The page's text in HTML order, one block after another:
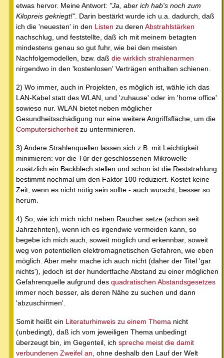
etwas hervor. Meine Antwort: "Ja, aber ich hab's noch zum
Kilopreis gekriegt!". Darin bestärkt wurde ich u.a. dadurch, daß
ich die 'neuesten' in den Listen zu deren Abstrahlstärken
nachschlug, und feststellte, daß ich mit meinem betagten
mindestens genau so gut fuhr, wie bei den meisten
Nachfolgemodellen, bzw. daß die wirklich strahlenarmen
nirgendwo in den 'kostenlosen' Verträgen enthalten schienen.
2) Wo immer, auch in Projekten, es möglich ist, wähle ich das
LAN-Kabel statt des WLAN, und 'zuhause' oder im 'home office'
sowieso nur. WLAN bietet neben möglicher
Gesundheitsschädigung nur eine weitere Angriffsfläche, um die
Computersicherheit zu unterminieren.
3) Andere Strahlenquellen lassen sich z.B. mit Leichtigkeit
minimieren: vor die Tür der geschlossenen Mikrowelle
zusätzlich ein Backblech stellen und schon ist die Reststrahlung
bestimmt nochmal um den Faktor 100 reduziert. Kostet keine
Zeit, wenn es nicht nötig sein sollte - auch wurscht, besser so
herum.
4) So, wie ich mich nicht neben Raucher setze (schon seit
Jahrzehnten), wenn ich es irgendwie vermeiden kann, so
begebe ich mich auch, soweit möglich und erkennbar, soweit
weg von potentiellen elektromagnetischen Gefahren, wie eben
möglich. Aber mehr mache ich auch nicht (daher der Titel 'gar
nichts'), jedoch ist der hundertfache Abstand zu einer möglichen
Gefahrenquelle aufgrund des quadratischen Abstandsgesetzes
immer noch besser, als deren Nähe zu suchen und dann
'abzuschirmen'.
Somit heißt ein Literaturhinweis zu einem Thema nicht
(unbedingt), daß ich vom jeweiligen Thema unbedingt
überzeugt bin, im Gegenteil, ich spreche meist die damit
verbundenen Zweifel an , ohne deshalb den Lauf der Welt